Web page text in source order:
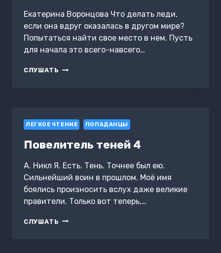
Екатерина Воронцова Что делать леди,
если она вдруг оказалась в другом мире?
Попытаться найти свое место в нем. Пусть
для начала это всего-навсего…
СЛУШАТЬ ЛЕДИ
ЛЕГКОЕ ЧТЕНИЕ ПОПАДАНЦЫ
Повелитель теней 4
А. Никл Я. Есть. Тень. Точнее был ею.
Сильнейший воин в прошлом. Моё имя
боялись произносить вслух даже великие
правители. Только вот теперь,…
СЛУШАТЬ ПОВЕЛИТЕЛЬ